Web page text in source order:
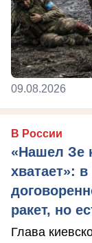
09.08.2026
В России
«Нашел Зе
хватает»:
ракет, но
Глава